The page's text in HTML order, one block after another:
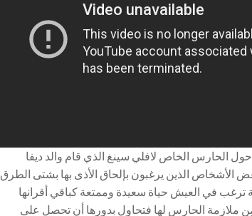
تدور أحداث فيلم Bodyguard حول الحارس الخاص لافلي سينغ الذي قام والد ديفا
الأشخاص الذين يرغبون بإلحاق الأذى بها بشتى الطرق
ترغب في العيش حياة سعيدة وممتعة كباقي أقرانها
ملازمة الحارس لها فتحاول بدورها أن تحصل على